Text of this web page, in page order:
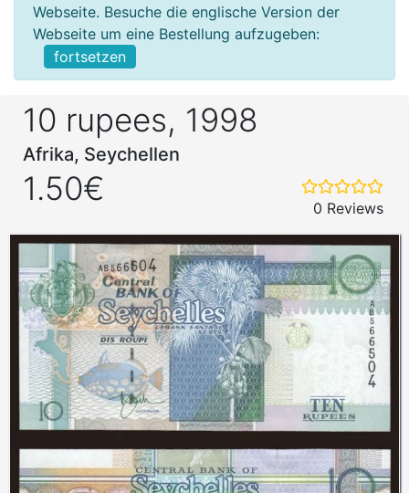
Webseite. Besuche die englische Version der
Webseite um eine Bestellung aufzugeben:
fortsetzen
10 rupees, 1998
Afrika, Seychellen
1.50€
0 Reviews